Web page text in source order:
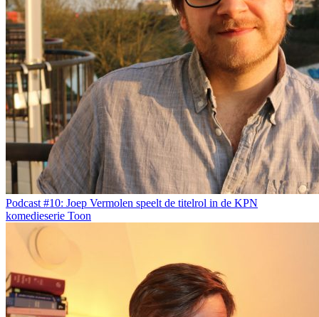
Podcast #10: Joep Vermolen speelt de titelrol in de KPN
komedieserie Toon